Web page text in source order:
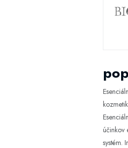
účinkov
systém.